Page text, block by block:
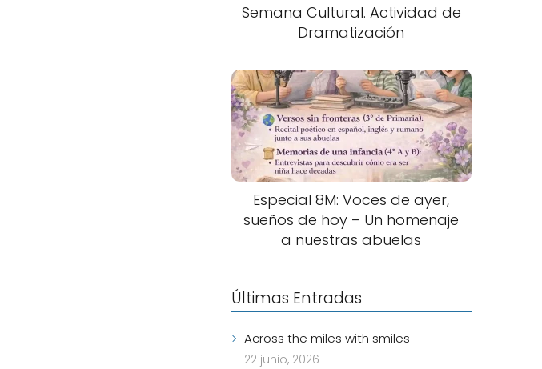
Semana Cultural. Actividad de
Dramatización
Especial 8M: Voces de ayer,
sueños de hoy – Un homenaje
a nuestras abuelas
Últimas Entradas
Across the miles with smiles
22 junio, 2026